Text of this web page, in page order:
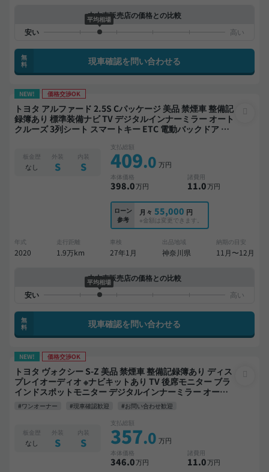
中古車販売店の価格との比較
平均相場
無
料
現車確認を問い合わせる
NEW! 価格交渉OK
トヨタ アルファード 2.5S Cパッケージ 美品 禁煙車 整備記
録簿あり 標準装備ナビ TV デジタルインナーミラー オート
クルーズ 3列シート スマートキー ETC 電動バックドア バ
板金歴
なし
外装
S
内装
S
支払総額
409.0 万円
本体価格
398.0万円
諸費用
11.0万円
ローン
参考
月々 55,000 円
※金額は変更できます。
年式
2020
走行距離
1.9万km
車検
27年1月
出品地域
神奈川県
納期の目安
11月〜12月
中古車販売店の価格との比較
平均相場
無
料
現車確認を問い合わせる
NEW! 価格交渉OK
トヨタ ヴォクシー S-Z 美品 禁煙車 整備記録簿あり ディス
プレイオーディオ ※ナビキットあり TV 後席モニター ブラ
インドスポットモニター デジタルインナーミラー オート
クルーズ 3列シート スマートキー ETC 電動バックドア バ
ックモニター 全方位カメラ ドライブレコーダー 衝突軽減
両側電動スライドドア 7人乗り
#ワンオーナー #現車確認歓迎 #お問い合わせ歓迎
板金歴
なし
外装
S
内装
S
支払総額
357.0 万円
本体価格
346.0万円
諸費用
11.0万円